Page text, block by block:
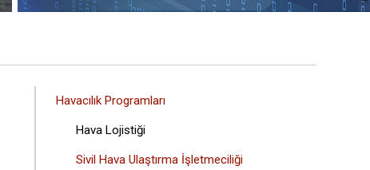
ANA
MENÜSÜ
Havacılık Programları
Hava Lojistiği
Sivil Hava Ulaştırma İşletmeciliği